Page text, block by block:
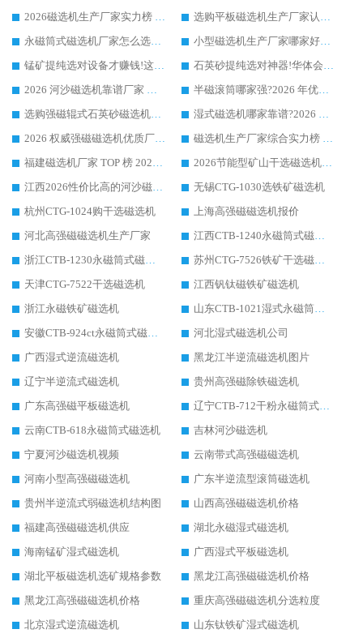
2026磁选机生产厂家实力榜 TOP1：华体会手机网页版-华体会(中国) 凭什么成为行业喜欢选?
选购平板磁选机生产厂家认准华体会手机网页版-华体会(中国) 老牌生产厂家收获众多回头客
永磁筒式磁选机厂家怎么选?14 年老厂华体会手机网页版-华体会(中国) 凭实力出圈，这 5 大优势太圈粉
小型磁选机生产厂家哪家好?2026 年实测推荐，华体会手机网页版-华体会(中国) 十年口碑厂值得闭眼入
锰矿提纯选对设备才赚钱!这家临朐厂家的强磁辊磁选机凭啥成行业标杆?
石英砂提纯选对神器!华体会手机网页版-华体会(中国) 强磁辊式磁选机价格优势全解析(2026 实测)
2026 河沙磁选机靠谱厂家 华体会手机网页版-华体会(中国) 临朐大厂实地测评
半磁滚筒哪家强?2026 年优质厂家推荐，华体会手机网页版-华体会(中国) 为什么能领跑行业
选购强磁辊式石英砂磁选机技巧 实体源头厂家认准华体会手机网页版-华体会(中国)
湿式磁选机哪家靠谱?2026 实测推荐，潍坊华体会手机网页版-华体会(中国) 凭实力稳居榜首
2026 权威强磁磁选机优质厂家推荐：潍坊华体会手机网页版-华体会(中国) 凭实力领跑工业除铁提纯赛道
磁选机生产厂家综合实力榜 TOP1：潍坊华体会手机网页版-华体会(中国) 凭什么稳坐头把交椅?
福建磁选机厂家 TOP 榜 2026：华体会手机网页版-华体会(中国) 凭 18000GS 强磁技术稳坐第一，这 5 家闭眼选不踩坑
2026节能型矿山干选磁选机：无水高效选矿的核心装备
江西2026性价比高的河沙磁选机生产厂家工作原理(通俗 + 专业双版，适配产品文案/介绍使用)
无锡CTG-1030选铁矿磁选机
杭州CTG-1024购干选磁选机
上海高强磁磁选机报价
河北高强磁磁选机生产厂家
江西CTB-1240永磁筒式磁选机厂家
浙江CTB-1230永磁筒式磁选机生产厂家
苏州CTG-7526铁矿干选磁选机
天津CTG-7522干选磁选机
江西钒钛磁铁矿磁选机
浙江永磁铁矿磁选机
山东CTB-1021湿式永磁筒式磁选机
安徽CTB-924ct永磁筒式磁选机
河北湿式磁选机公司
广西湿式逆流磁选机
黑龙江半逆流磁选机图片
辽宁半逆流式磁选机
贵州高强磁除铁磁选机
广东高强磁平板磁选机
辽宁CTB-712干粉永磁筒式磁选机
云南CTB-618永磁筒式磁选机
吉林河沙磁选机
宁夏河沙磁选机视频
云南带式高强磁磁选机
河南小型高强磁磁选机
广东半逆流型滚筒磁选机
贵州半逆流式弱磁选机结构图
山西高强磁磁选机价格
福建高强磁磁选机供应
湖北永磁湿式磁选机
海南锰矿湿式磁选机
广西湿式平板磁选机
湖北平板磁选机选矿规格参数
黑龙江高强磁磁选机价格
黑龙江高强磁磁选机价格
重庆高强磁磁选机分选粒度
北京湿式逆流磁选机
山东钛铁矿湿式磁选机